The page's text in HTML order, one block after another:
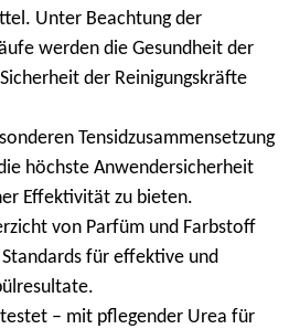
Unter Beachtung der
werden die Gesundheit der
der Reinigungskräfte
Tensidzusammensetzung
höchste Anwendersicherheit
Effektivität zu bieten.
von Parfüm und Farbstoff
für effektive und
– mit pflegender Urea für